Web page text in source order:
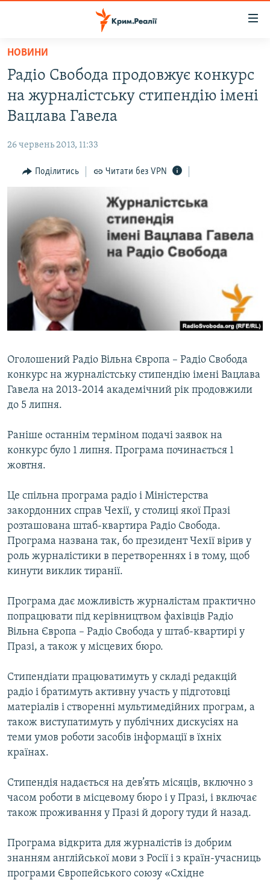
Перейти
основного
матеріалу
Перейти
до
основної
навігації
Перейти
ВОДА.КРИМ
ВІДЕО ТА ФОТО
БЛОГИ
ПОГЛЯД
ВСЕ ЗА ДЕНЬ
СПЕЦПРОЕКТИ
ДЕПОРТАЦІЯ
ВІДЕОУРОКИ «ELIFBE»
СВІДЧЕННЯ ОКУПАЦІЇ
УКРАЇНСЬКА ПРОБЛЕМА КРИМУ
ЯК ОБІЙТИ БЛОКУВАННЯ
Русский
Qırımtatar
Усі сайти RFE/RL
НОВИНИ
Радіо Свобода продовжує конкурс
на журналістську стипендію імені
Вацлава Гавела
26 червень 2013, 11:33
Поділитись Читати без VPN
Оголошений Радіо Вільна Європа – Радіо Свобода
конкурс на журналістську стипендію імені Вацлава
Гавела на 2013-2014 академічний рік продовжили
до 5 липня.
Раніше останнім терміном подачі заявок на
конкурс було 1 липня. Програма починається 1
жовтня.
Це спільна програма радіо і Міністерства
закордонних справ Чехії, у столиці якої Празі
розташована штаб-квартира Радіо Свобода.
Програма названа так, бо президент Чехії вірив у
роль журналістики в перетвореннях і в тому, щоб
кинути виклик тиранії.
Програма дає можливість журналістам практично
попрацювати під керівництвом фахівців Радіо
Вільна Європа – Радіо Свобода у штаб-квартирі у
Празі, а також у місцевих бюро.
Стипендіати працюватимуть у складі редакцій
радіо і братимуть активну участь у підготовці
матеріалів і створенні мультимедійних програм, а
також виступатимуть у публічних дискусіях на
теми умов роботи засобів інформації в їхніх
країнах.
Стипендія надається на дев’ять місяців, включно з
часом роботи в місцевому бюро і у Празі, і включає
також проживання у Празі й дорогу туди й назад.
Програма відкрита для журналістів із добрим
знанням англійської мови з Росії і з країн-учасниць
програми Європейського союзу «Східне